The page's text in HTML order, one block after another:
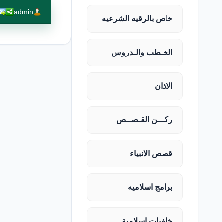
خاص بالرقيه الشرعيه
الخـطب والـدروس
الاذان
ركـــن القـصــص
قصص الانبياء
برامج اسلاميه
admin